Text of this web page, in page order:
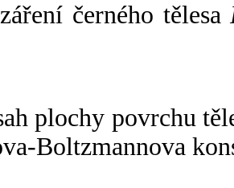
černého tělesa
plochy povrchu
Boltzmannova